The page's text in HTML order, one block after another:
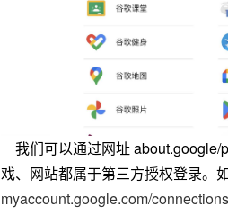
我们可以通过网址 about.google/
戏、网站都属于第三方授权登录。
myaccount.google.com/connections